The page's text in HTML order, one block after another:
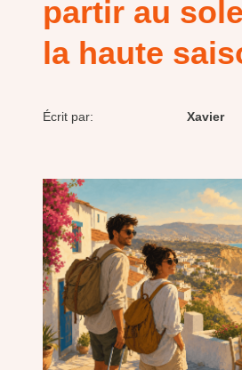
partir au
la haute
Écrit par: Xavier